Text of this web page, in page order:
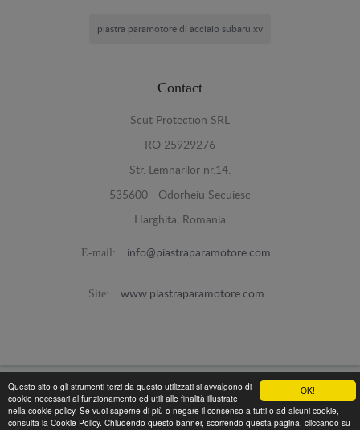
OK!
Questo sito o gli strumenti terzi da questo utilizzati si avvalgono di
cookie necessari al funzionamento ed utili alle finalità illustrate
nella cookie policy. Se vuoi saperne di più o negare il consenso a tutti o ad alcuni cookie,
consulta la Cookie Policy. Chiudendo questo banner, scorrendo questa pagina, cliccando su
piastra paramotore di acciaio subaru xv
Contact
Scut Protection SRL
RO 25929276
Str. Lemnarilor nr.14.
535600 - Odorheiu Secuiesc
Harghita, Romania
E-mail: info@piastraparamotore.com
Site: www.piastraparamotore.com
Piastra Paramotore di acciaio -© 2026
Programed Bylokopi WEB